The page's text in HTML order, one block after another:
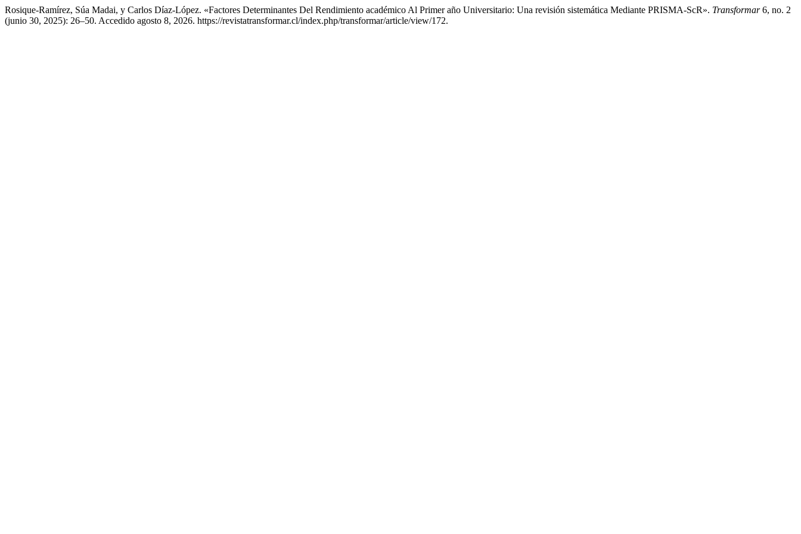
Rosique-Ramírez, Súa Madai, y Carlos Díaz-López. «Factores Determinantes Del Rendimiento académico Al Primer año Universitario: Una revisión sistemática Mediante PRISMA-ScR». Transformar6, no. 2
(junio 30, 2025): 26–50. Accedido agosto 8, 2026. https://revistatransformar.cl/index.php/transformar/article/view/172.